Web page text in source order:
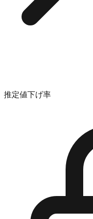
推定値下げ率